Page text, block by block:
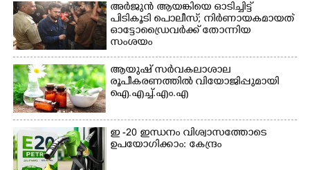
അർജുൻ ആയങ്കിയെ ഓടിച്ചിട്ട്
പിടികൂടി പൊലീസ്; നിർണായകമായത്
ഓട്ടോഡ്രൈവർക്ക് തോന്നിയ
സംശയം
ആയുഷ് സർവകലാശാല
രൂപീകരണത്തിൽ വിയോജിപ്പുമായി
ഐ.എച്ച്.എം.എ
ഇ -20 ഇന്ധനം വിശ്വാസത്തോടെ
ഉപയോഗിക്കാം: കേന്ദ്രം